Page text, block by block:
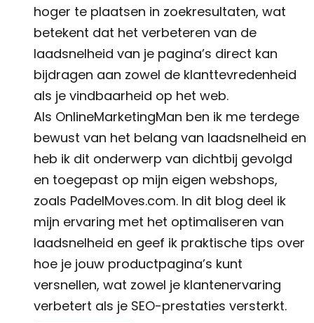
hoger te plaatsen in zoekresultaten, wat
betekent dat het verbeteren van de
laadsnelheid van je pagina’s direct kan
bijdragen aan zowel de klanttevredenheid
als je vindbaarheid op het web.
Als OnlineMarketingMan ben ik me terdege
bewust van het belang van laadsnelheid en
heb ik dit onderwerp van dichtbij gevolgd
en toegepast op mijn eigen webshops,
zoals PadelMoves.com. In dit blog deel ik
mijn ervaring met het optimaliseren van
laadsnelheid en geef ik praktische tips over
hoe je jouw productpagina’s kunt
versnellen, wat zowel je klantenervaring
verbetert als je SEO-prestaties versterkt.